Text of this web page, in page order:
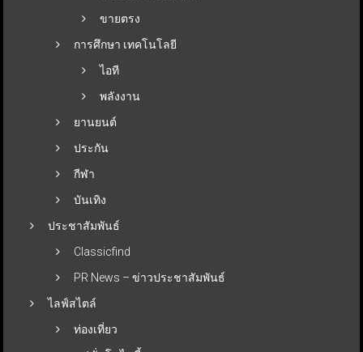
ขายตรง
การศึกษา เทคโนโลยี
ไอที
พลังงาน
ยานยนต์
ประกัน
กีฬา
บันเทิง
ประชาสัมพันธ์
Classicfind
PR News – ข่าวประชาสัมพันธ์
ไลฟ์สไตล์
ท่องเที่ยว